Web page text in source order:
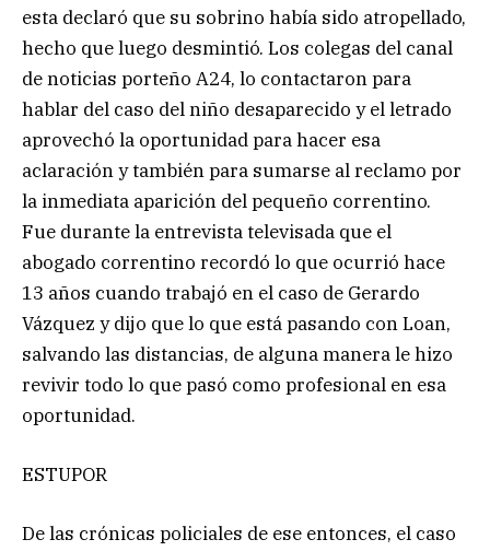
esta declaró que su sobrino había sido atropellado,
hecho que luego desmintió. Los colegas del canal
de noticias porteño A24, lo contactaron para
hablar del caso del niño desaparecido y el letrado
aprovechó la oportunidad para hacer esa
aclaración y también para sumarse al reclamo por
la inmediata aparición del pequeño correntino.
Fue durante la entrevista televisada que el
abogado correntino recordó lo que ocurrió hace
13 años cuando trabajó en el caso de Gerardo
Vázquez y dijo que lo que está pasando con Loan,
salvando las distancias, de alguna manera le hizo
revivir todo lo que pasó como profesional en esa
oportunidad.
ESTUPOR
De las crónicas policiales de ese entonces, el caso